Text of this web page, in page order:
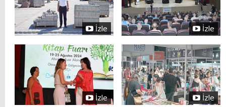
İzle İzle
İzle İzle